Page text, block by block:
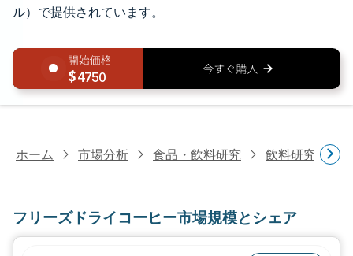
ル）で提供されています。
4750
ホーム 市場分析 食品・飲料研究 飲料研究
フリーズドライコーヒー市場規模とシェア